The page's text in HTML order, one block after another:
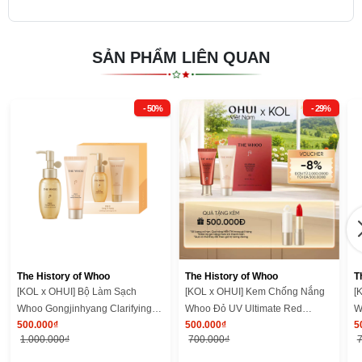
SẢN PHẨM LIÊN QUAN
- 50%
The History of Whoo
[KOL x OHUI] Bộ Làm Sạch
Whoo Gongjinhyang Clarifying
Cleansing Duo Kit
500.000₫
1.000.000₫
- 29%
The History of Whoo
[KOL x OHUI] Kem Chống Nắng
Whoo Đỏ UV Ultimate Red
Vitamin Sunscreen SE 25ml
500.000₫
700.000₫